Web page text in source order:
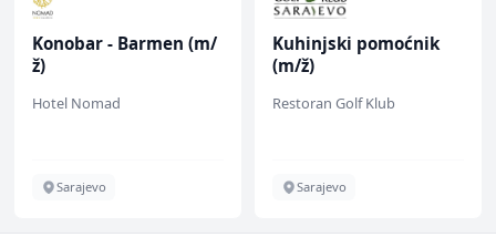
Konobar - Barmen (m/
ž)
Hotel Nomad
Sarajevo
Kuhinjski pomoćnik
(m/ž)
Restoran Golf Klub
Sarajevo